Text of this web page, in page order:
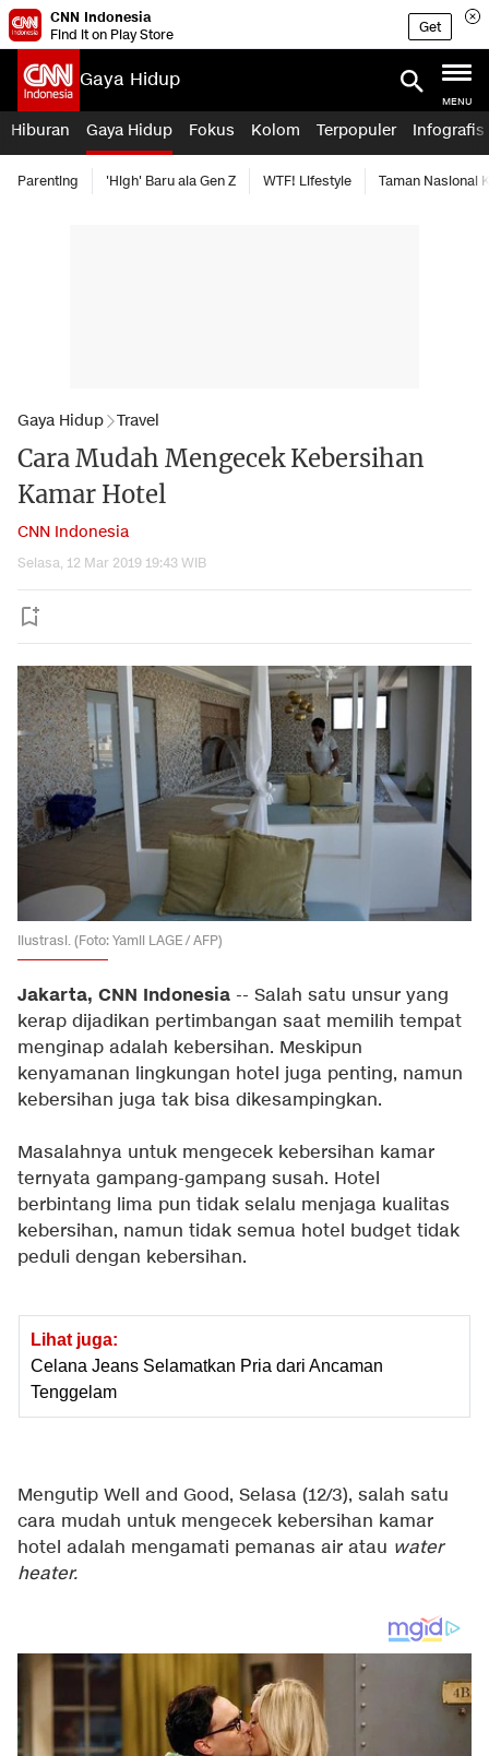
CNN Indonesia
Find it on Play Store
Get
Gaya Hidup
MENU
Hiburan Gaya Hidup Fokus Kolom Terpopuler Infografis
Parenting 'High' Baru ala Gen Z WTF! Lifestyle Taman Nasional
Gaya Hidup Travel
Cara Mudah Mengecek Kebersihan
Kamar Hotel
CNN Indonesia
Selasa, 12 Mar 2019 19:43 WIB
Ilustrasi. (Foto: Yamil LAGE / AFP)
Jakarta, CNN Indonesia -- Salah satu unsur yang
kerap dijadikan pertimbangan saat memilih tempat
menginap adalah kebersihan. Meskipun
kenyamanan lingkungan hotel juga penting, namun
kebersihan juga tak bisa dikesampingkan.
Masalahnya untuk mengecek kebersihan kamar
ternyata gampang-gampang susah. Hotel
berbintang lima pun tidak selalu menjaga kualitas
kebersihan, namun tidak semua hotel budget tidak
peduli dengan kebersihan.
Lihat juga:
Celana Jeans Selamatkan Pria dari Ancaman
Tenggelam
Mengutip Well and Good, Selasa (12/3), salah satu
cara mudah untuk mengecek kebersihan kamar
hotel adalah mengamati pemanas air atau water
heater.